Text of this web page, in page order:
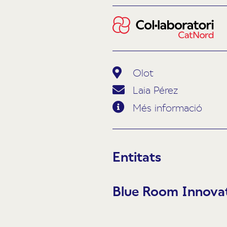
Olot
Laia Pérez
Més informació
Entitats
Blue Room